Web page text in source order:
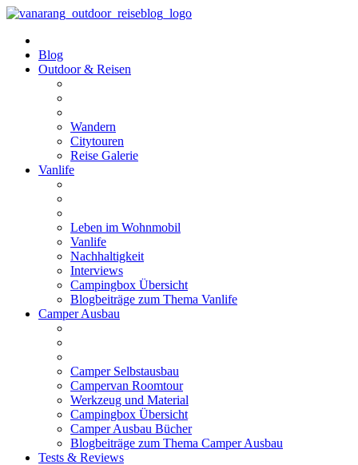
Blog
Outdoor & Reisen
Wandern
Citytouren
Reise Galerie
Vanlife
Leben im Wohnmobil
Vanlife
Nachhaltigkeit
Interviews
Campingbox Übersicht
Blogbeiträge zum Thema Vanlife
Camper Ausbau
Camper Selbstausbau
Campervan Roomtour
Werkzeug und Material
Campingbox Übersicht
Camper Ausbau Bücher
Blogbeiträge zum Thema Camper Ausbau
Tests & Reviews